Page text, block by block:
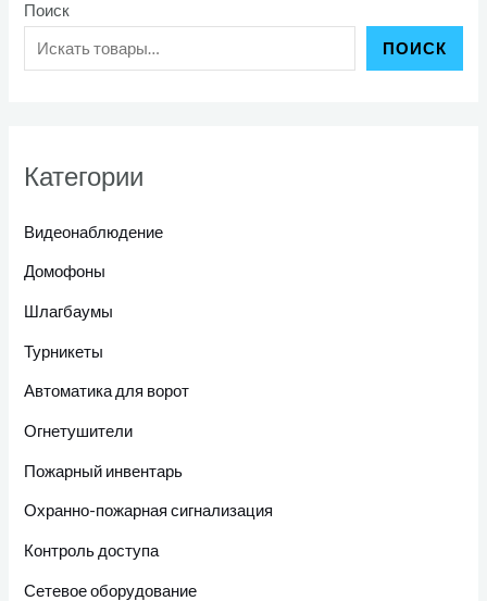
Поиск
ПОИСК
Категории
Видеонаблюдение
Домофоны
Шлагбаумы
Турникеты
Автоматика для ворот
Огнетушители
Пожарный инвентарь
Охранно-пожарная сигнализация
Контроль доступа
Сетевое оборудование